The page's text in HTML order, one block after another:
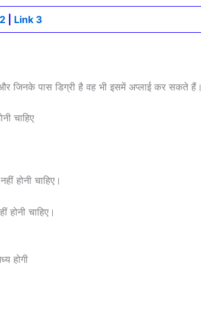
Link 3
और जिनके पास डिग्री है वह भी इसमें अप्लाई कर सकते हैं।
चाहिए
होनी चाहिए।
चाहिए।
होगी